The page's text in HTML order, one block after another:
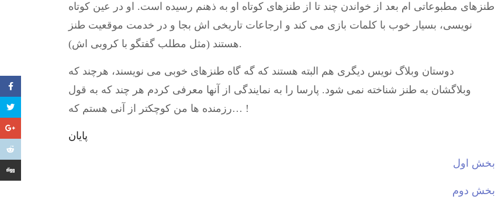
طنزهای مطبوعاتی ام بعد از خواندن چند تا از طنزهای کوتاه او به ذهنم رسیده است. او در عین کوتاه
نویسی، بسیار خوب با کلمات بازی می کند و ارجاعات تاریخی اش بجا و در خدمت موقعیت طنز
هستند (مثل مطلب گفتگو با کروبی اش).
دوستان وبلاگ نویس دیگری هم البته هستند که گه گاه طنزهای خوبی می نویسند، هرچند که
وبلاگشان به طنز شناخته نمی شود. پارسا را به نمایندگی از آنها معرفی کردم هر چند که به قول
رزمنده ها من کوچکتر از آنی هستم که… !
پایان
بخش اول
بخش دوم